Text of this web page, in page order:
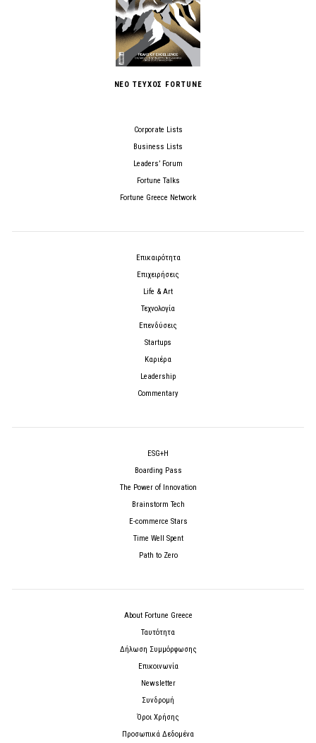
ΝΕΟ ΤΕΥΧΟΣ FORTUNE
Corporate Lists
Business Lists
Leaders’ Forum
Fortune Talks
Fortune Greece Network
Επικαιρότητα
Επιχειρήσεις
Life & Art
Τεχνολογία
Επενδύσεις
Startups
Καριέρα
Leadership
Commentary
ESG+H
Boarding Pass
The Power of Innovation
Brainstorm Tech
E-commerce Stars
Time Well Spent
Path to Zero
About Fortune Greece
Ταυτότητα
Δήλωση Συμμόρφωσης
Επικοινωνία
Newsletter
Συνδρομή
Όροι Χρήσης
Προσωπικά Δεδομένα